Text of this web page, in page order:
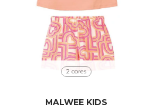
2 cores
MALWEE KIDS